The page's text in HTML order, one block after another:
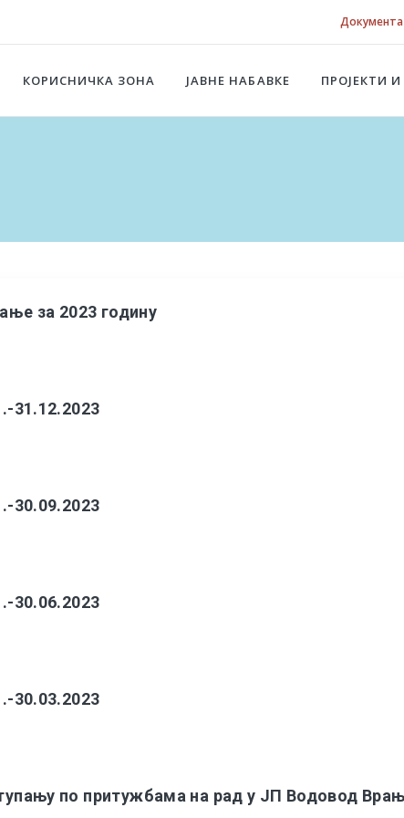
Документа
КОРИСНИЧКА ЗОНА ЈАВНЕ НАБАВКЕ ПРОЈЕКТИ
за 2023 годину
31.12.2023
30.09.2023
30.06.2023
30.03.2023
по притужбама на рад у ЈП Водовод